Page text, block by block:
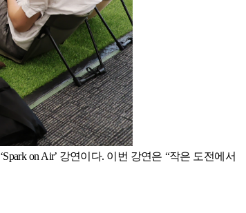
‘Spark on Air’ 강연이다. 이번 강연은 “작은 도전에서